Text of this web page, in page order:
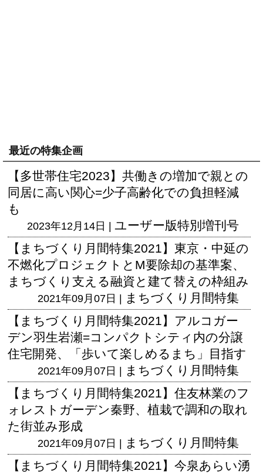
最近の特集企画
【多世帯住宅2023】共働きの増加で親との
同居に高い関心=少子高齢化での負担軽減
も
2023年12月14日 | ユーザー版特別増刊号
【まちづくり月間特集2021】東京・中延の
不燃化プロジェクトとM要除却の基準案、
まちづくり支える融資と建て替えの枠組み
2021年09月07日 | まちづくり月間特集
【まちづくり月間特集2021】アルコガー
デン羽生岩瀬=コンパクトシティ内の分譲
住宅開発、「歩いて楽しめるまち」目指す
2021年09月07日 | まちづくり月間特集
【まちづくり月間特集2021】住友林業のフ
ォレストガーデン秦野、植栽で調和の取れ
た街並み形成
2021年09月07日 | まちづくり月間特集
【まちづくり月間特集2021】今泉あらい湧